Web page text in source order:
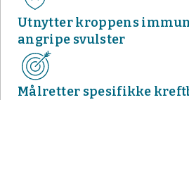
Utnytter kroppens
angripe svulster
Målretter spesifikke